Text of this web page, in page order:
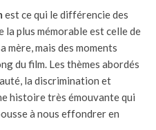
est ce qui le différencie des
la plus mémorable est celle de
mère, mais des moments
du film. Les thèmes abordés
la discrimination et
histoire très émouvante qui
à nous effondrer en